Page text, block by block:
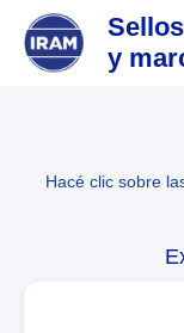
y
Hacé clic sobre